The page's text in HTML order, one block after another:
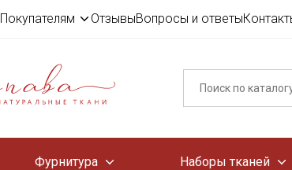
Покупателям ОтзывыВопросы и ответы
Фурнитура Наборы тканей